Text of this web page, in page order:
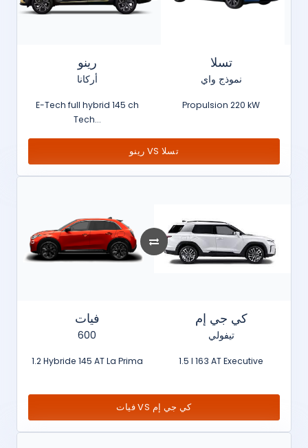
رينو
أركانا
E-Tech full hybrid 145 ch
Tech...
تسلا
نموذج واي
Propulsion 220 kW
رينو VS تسلا
فيات
600
1.2 Hybride 145 AT La Prima
كي جي إم
تيفولي
1.5 l 163 AT Executive
فيات VS كي جي إم